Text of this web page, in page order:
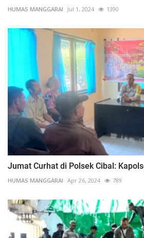
HUMAS MANGGARAI Jul 1, 2024 1390
Jumat Curhat di Polsek Cibal:
HUMAS MANGGARAI Apr 26, 2024 789